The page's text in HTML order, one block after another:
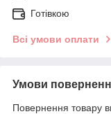
Готівкою
Всі умови оплати
Умови
Повернення товару